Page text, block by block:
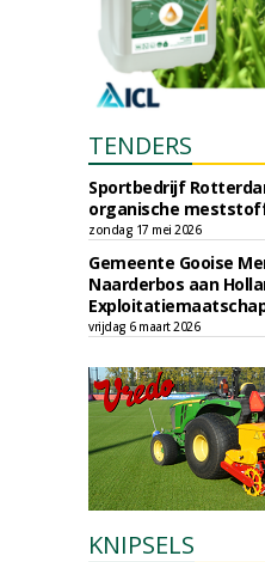
TENDERS
Sportbedrijf
organische
zondag 17 mei 2026
Gemeente Gooise
Naarderbos aan
vrijdag 6 maart 2026
KNIPSELS